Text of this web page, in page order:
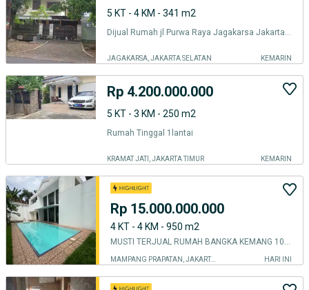
5 KT - 4 KM - 341 m2
Dijual Rumah jl Purwa Raya Jagakarsa Jakarta Selatan
JAGAKARSA, JAKARTA SELATAN KEMARIN
Rp 4.200.000.000
5 KT - 3 KM - 250 m2
Rumah Tinggal 1lantai
KRAMAT JATI, JAKARTA TIMUR KEMARIN
Rp 15.000.000.000
4 KT - 4 KM - 950 m2
MUSTI TERJUAL RUMAH BANGKA KEMANG 10 MENIT KE SENOPATI 2 LANTAI MEWAH
MAMPANG PRAPATAN, JAKARTA SELATAN HARI INI